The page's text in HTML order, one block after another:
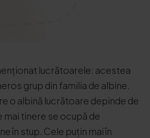
lucrătoarele: acestea
grup din familia de albine.
o albină lucrătoare depinde de
mai tinere se ocupă de
în stup. Cele puțin mai în